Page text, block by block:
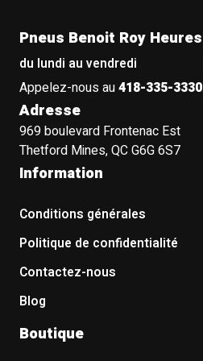
Pneus Benoit Roy Heures
du lundi au vendredi
Appelez-nous au418-335-3330
Adresse
969 boulevard Frontenac Est
Thetford Mines, QC G6G 6S7
Information
Conditions générales
Politique de confidentialité
Contactez-nous
Blog
Boutique